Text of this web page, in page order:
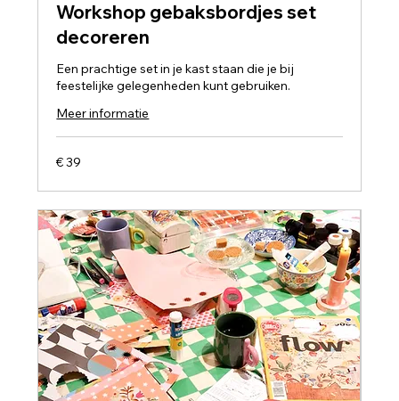
Workshop gebaksbordjes set
decoreren
Een prachtige set in je kast staan die je bij
feestelijke gelegenheden kunt gebruiken.
Meer informatie
39
euro
€ 39